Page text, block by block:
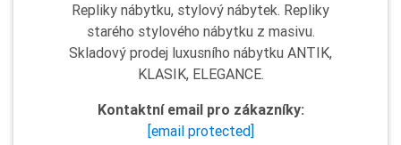
Repliky nábytku, stylový nábytek. Repliky
starého stylového nábytku z masivu.
Skladový prodej luxusního nábytku ANTIK,
KLASIK, ELEGANCE.
Kontaktní email pro zákazníky:
[email protected]